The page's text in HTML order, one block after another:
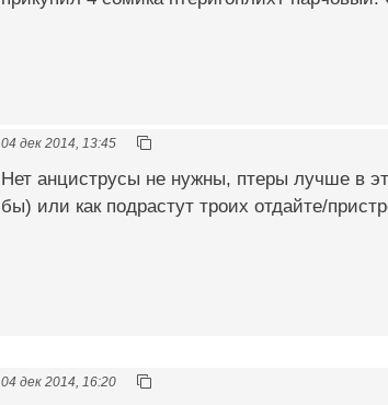
04 дек 2014, 13:45
Нет анциструсы не нужны, птеры лучше в
бы) или как подрастут троих отдайте/
04 дек 2014, 16:20